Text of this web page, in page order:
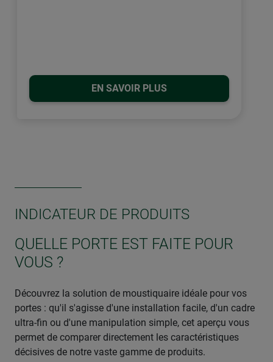
EN SAVOIR PLUS
INDICATEUR DE PRODUITS
QUELLE PORTE EST FAITE POUR
VOUS ?
Découvrez la solution de moustiquaire idéale pour vos
portes : qu'il s'agisse d'une installation facile, d'un cadre
ultra-fin ou d'une manipulation simple, cet aperçu vous
permet de comparer directement les caractéristiques
décisives de notre vaste gamme de produits.